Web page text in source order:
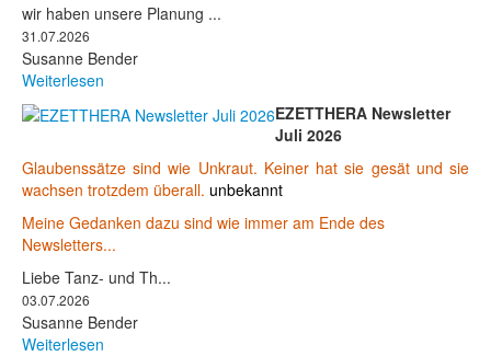
wir haben unsere Planung ...
31.07.2026
Susanne Bender
Weiterlesen
EZETTHERA Newsletter
Juli 2026
Glaubenssätze sind wie Unkraut. Keiner hat sie gesät und sie
wachsen trotzdem überall. unbekannt
Meine Gedanken dazu sind wie immer am Ende des
Newsletters...
Liebe Tanz- und Th...
03.07.2026
Susanne Bender
Weiterlesen